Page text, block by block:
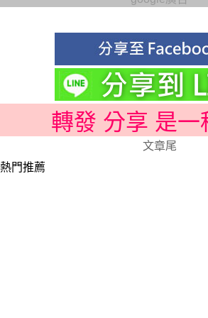
轉發 分享 是一
文章尾
熱門推薦